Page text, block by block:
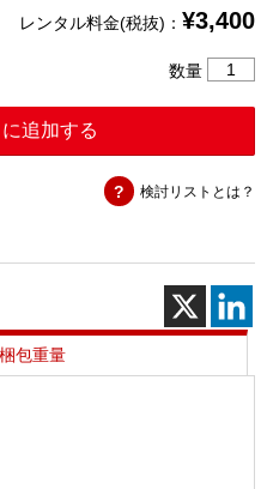
レンタル料金(税抜)： ¥3,400
数量
N
個
追加する
検討リストとは？
包重量